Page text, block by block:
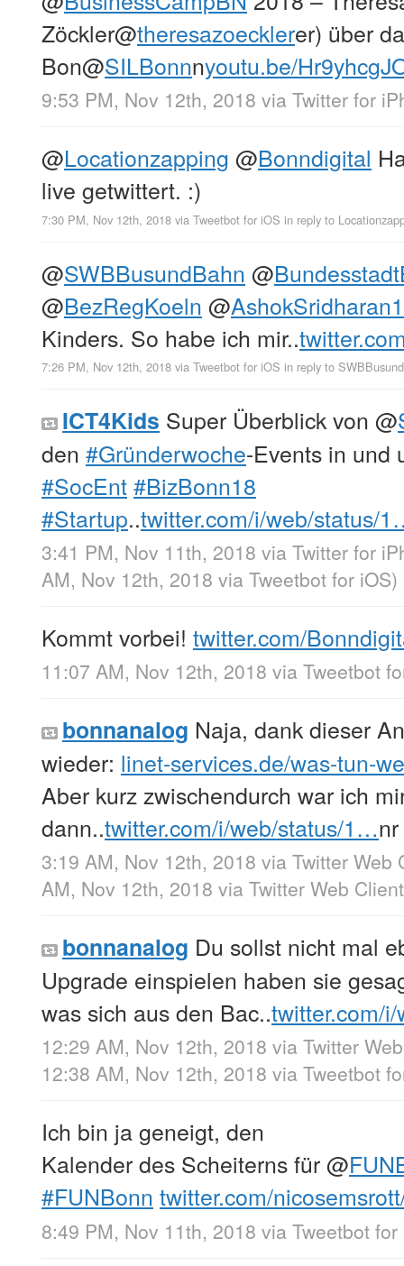
Zöckler@theresazoecklerer) über
Bon@SILBonnnyoutu.be/
9:53 PM, Nov 12th, 2018 via Twitter for
@Locationzapping @Bonndigital
live getwittert. :)
7:30 PM, Nov 12th, 2018 via Tweetbot for iΟS in reply to
@SWBBusundBahn @
@BezRegKoeln @AshokSridharan1
Kinders. So habe ich mir..
7:26 PM, Nov 12th, 2018 via Tweetbot for iΟS in reply to
ICT4Kids Super Überblick von @
den #Gründerwoche-Events in und
#SocEnt#BizBonn18
#Startup..twitter.com/i/web/status/
3:41 PM, Nov 11th, 2018 via Twitter for
AM, Nov 12th, 2018 via Tweetbot for iΟS)
Kommt vorbei! twitter.com/
11:07 AM, Nov 12th, 2018 via Tweetbot
bonnanalog Naja, dank dieser
wieder: linet-services.de/was-tun-
Aber kurz zwischendurch war ich
dann..twitter.com/i/web/status/1…nr
3:19 AM, Nov 12th, 2018 via Twitter Web
AM, Nov 12th, 2018 via Twitter Web Client
bonnanalog Du sollst nicht mal
Upgrade einspielen haben sie
was sich aus den Bac..twitter.com/
12:29 AM, Nov 12th, 2018 via Twitter
12:38 AM, Nov 12th, 2018 via Tweetbot
Ich bin ja geneigt, den
Kalender des Scheiterns für@
#FUNBonn twitter.com/
8:49 PM, Nov 11th, 2018 via Tweetbot